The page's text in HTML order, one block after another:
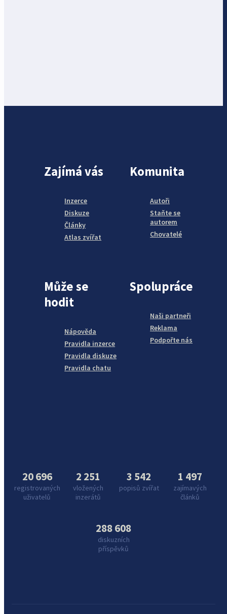
Zajímá vás
Inzerce
Diskuze
Články
Atlas zvířat
Komunita
Autoři
Staňte se
autorem
Chovatelé
Může se
hodit
Nápověda
Pravidla inzerce
Pravidla diskuze
Pravidla chatu
Spolupráce
Naši partneři
Reklama
Podpořte nás
20 696
registrovaných
uživatelů
2 251
vložených
inzerátů
3 542
popisů zvířat
1 497
zajímavých
článků
288 608
diskuzních
příspěvků